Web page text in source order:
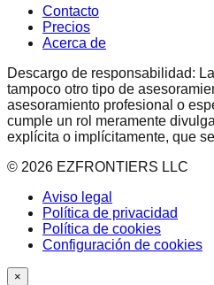
Contacto
Precios
Acerca de
Descargo de responsabilidad:
tampoco otro tipo de
asesoramiento profesional o
cumple un rol meramente
explícita o implícitamente, que
© 2026 EZFRONTIERS LLC
Aviso legal
Política de privacidad
Política de cookies
Configuración de cookies
×